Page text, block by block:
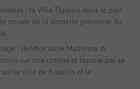
: la Villa Tigullio dans le parc
musée de la dentelle précieuse du
: l'édifice sacré Madonna di
sur une colline et fascine par sa
la ville de Rapallo et la